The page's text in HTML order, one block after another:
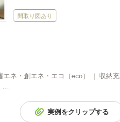
間取り図あり
ネ・創エネ・エコ（eco） | 収納充
実例をクリップする